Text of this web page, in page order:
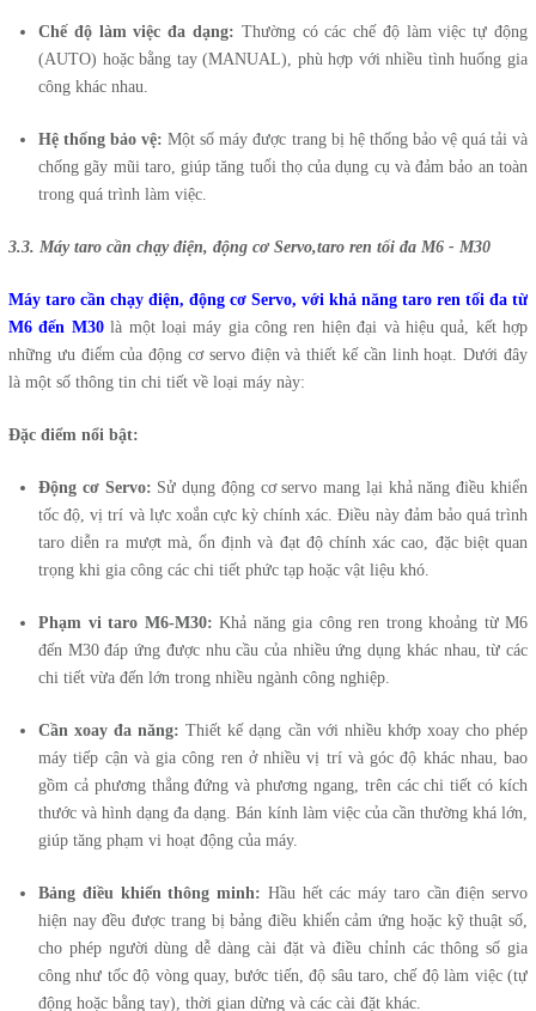
Chế độ làm việc đa dạng: Thường có các chế độ làm việc tự động
(AUTO) hoặc bằng tay (MANUAL), phù hợp với nhiều tình huống gia
công khác nhau.
Hệ thống bảo vệ: Một số máy được trang bị hệ thống bảo vệ quá tải và
chống gãy mũi taro, giúp tăng tuổi thọ của dụng cụ và đảm bảo an toàn
trong quá trình làm việc.
3.3. Máy taro cần chạy điện, động cơ Servo,taro ren tối đa M6 - M30
Máy taro cần chạy điện, động cơ Servo, với khả năng taro ren tối đa từ
M6 đến M30là một loại máy gia công ren hiện đại và hiệu quả, kết hợp
những ưu điểm của động cơ servo điện và thiết kế cần linh hoạt. Dưới đây
là một số thông tin chi tiết về loại máy này:
Đặc điểm nổi bật:
Động cơ Servo: Sử dụng động cơ servo mang lại khả năng điều khiển
tốc độ, vị trí và lực xoắn cực kỳ chính xác. Điều này đảm bảo quá trình
taro diễn ra mượt mà, ổn định và đạt độ chính xác cao, đặc biệt quan
trọng khi gia công các chi tiết phức tạp hoặc vật liệu khó.
Phạm vi taro M6-M30: Khả năng gia công ren trong khoảng từ M6
đến M30 đáp ứng được nhu cầu của nhiều ứng dụng khác nhau, từ các
chi tiết vừa đến lớn trong nhiều ngành công nghiệp.
Cần xoay đa năng: Thiết kế dạng cần với nhiều khớp xoay cho phép
máy tiếp cận và gia công ren ở nhiều vị trí và góc độ khác nhau, bao
gồm cả phương thẳng đứng và phương ngang, trên các chi tiết có kích
thước và hình dạng đa dạng. Bán kính làm việc của cần thường khá lớn,
giúp tăng phạm vi hoạt động của máy.
Bảng điều khiển thông minh: Hầu hết các máy taro cần điện servo
hiện nay đều được trang bị bảng điều khiển cảm ứng hoặc kỹ thuật số,
cho phép người dùng dễ dàng cài đặt và điều chỉnh các thông số gia
công như tốc độ vòng quay, bước tiến, độ sâu taro, chế độ làm việc (tự
động hoặc bằng tay), thời gian dừng và các cài đặt khác.